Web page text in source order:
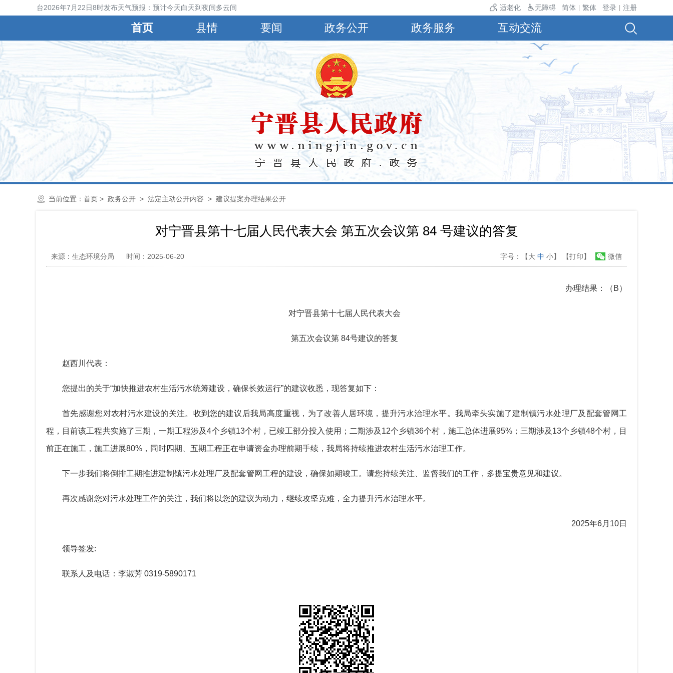
晋县气象台2026年7月22日8时发布天气预报：预计今天白天到夜间多云间阴，有小到中雨，偏南风4～5级，阵风6～8级，最高气温30℃，最低气温24℃。 适老化 无障碍 简体 繁体 登录 注册
首页 县情 要闻 政务公开 政务服务 互动交流
当前位置： 首页 > 政务公开 > 法定主动公开内容 > 建议提案办理结果公开
对宁晋县第十七届人民代表大会 第五次会议第 84 号建议的答复
来源：生态环境分局 时间：2025-06-20 微信
字号：【大 中 小】 【打印】
办理结果： （ B）
对宁晋县第十七届人民代表大会
第五次会议第 84号建议的答复
赵西川代表：
您提出的关于“加快推进农村生活污水统筹建设，确保长效运行”的建议收悉，现答复如下：
首先感谢您对农村污水建设的关注。收到您的建议后我局高度重视，为了改善人居环境，提升污水治理水平。我局牵头实施了建制镇污水处理厂及配套管网工
程，目前该工程共实施了三期，一期工程涉及4个乡镇13个村，已竣工部分投入使用；二期涉及12个乡镇36个村，施工总体进展95%；三期涉及13个乡镇48个村，目
前正在施工，施工进展80%，同时四期、五期工程正在申请资金办理前期手续，我局将持续推进农村生活污水治理工作。
下一步我们将倒排工期推进建制镇污水处理厂及配套管网工程的建设，确保如期竣工。请您持续关注、监督我们的工作，多提宝贵意见和建议。
再次感谢您对污水处理工作的关注，我们将以您的建议为动力，继续攻坚克难，全力提升污水治理水平。
2025年6月 10日
领导签发:
联系人及电话：李淑芳 0319-5890171